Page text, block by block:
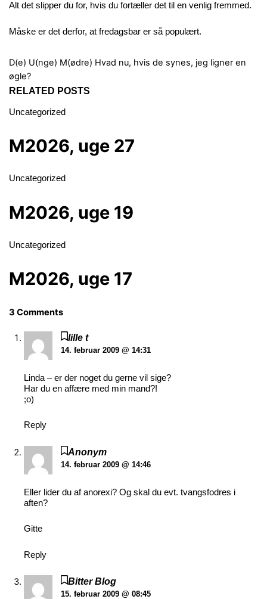
Alt det slipper du for, hvis du fortæller det til en venlig fremmed.
Måske er det derfor, at fredagsbar er så populært.
D(e) U(nge) M(ødre) Hvad nu, hvis de synes, jeg ligner en
øgle?
RELATED POSTS
Uncategorized
M2026, uge 27
Uncategorized
M2026, uge 19
Uncategorized
M2026, uge 17
3 Comments
lille t
14. februar 2009 @ 14:31
Linda – er der noget du gerne vil sige?
Har du en affære med min mand?!
;o)
Reply
Anonym
14. februar 2009 @ 14:46
Eller lider du af anorexi? Og skal du evt. tvangsfodres i
aften?
Gitte
Reply
Bitter Blog
15. februar 2009 @ 08:45